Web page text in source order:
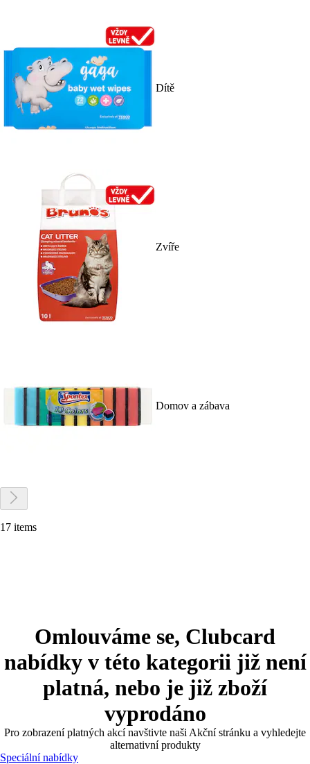
Dítě
Zvíře
Domov a zábava
17 items
Omlouváme se, Clubcard
nabídky v této kategorii již není
platná, nebo je již zboží
vyprodáno
Pro zobrazení platných akcí navštivte naši Akční stránku a vyhledejte
alternativní produkty
Speciální nabídky